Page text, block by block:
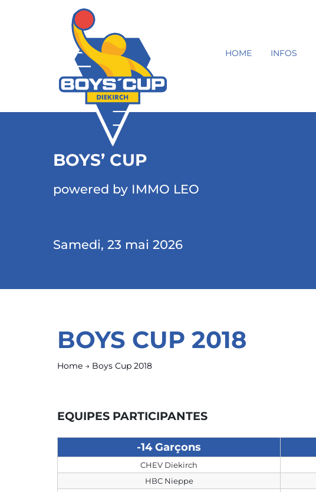
HOME INFOS
BOYS’ CUP
powered by IMMO LEO
Samedi, 23 mai 2026
BOYS CUP 2018
Home → Boys Cup 2018
EQUIPES PARTICIPANTES
-14 Garçons
CHEV Diekirch
HBC Nieppe